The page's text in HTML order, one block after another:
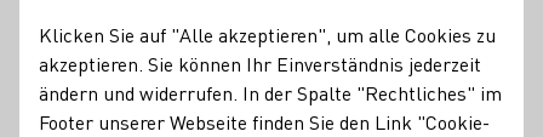
Weinakademie
04.02.25
Klicken Sie auf "Alle akzeptieren", um alle Cookies zu
akzeptieren. Sie können Ihr Einverständnis jederzeit
ändern und widerrufen. In der Spalte "Rechtliches" im
Footer unserer Webseite finden Sie den Link "Cookie-